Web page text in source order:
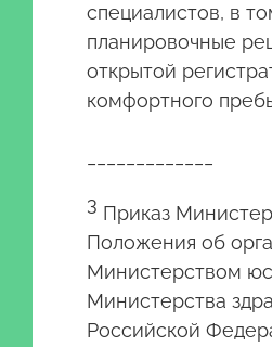
специалистов, в
планировочные
открытой
комфортного
3 Приказ
Положения об
Министерством
Министерства
Российской